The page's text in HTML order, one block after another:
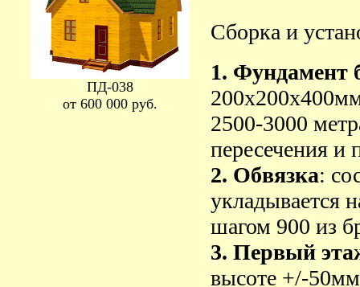
ПД-038
от 600 000 руб.
Сборка и
1. Фундамент
2500-3000
пересечения и
2. Обвязка:
укладывается
шагом 900 из
3. Первый
высоте +/-